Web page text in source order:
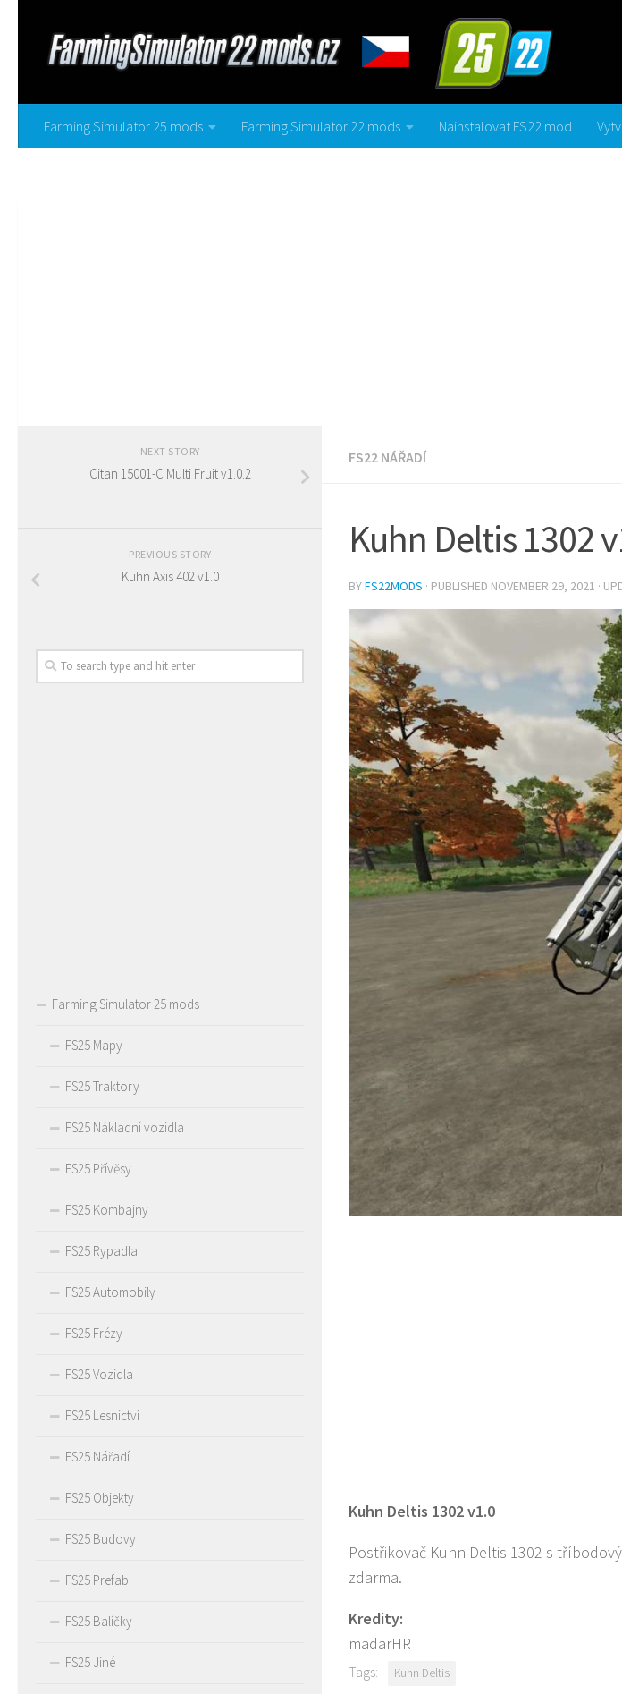
Farming Simulator 25 mods Farming Simulator 22 mods Nainstalovat FS22 mod
FS22 NÁŘADÍ
Kuhn Deltis 1302
BYFS22MODS · PUBLISHED NOVEMBER 29, 2021 ·
Kuhn Deltis 1302 v1.0
Postřikovač Kuhn Deltis 1302 s
zdarma.
Kredity:
madarHR
Tags: Kuhn Deltis
NEXT STORY
Citan 15001-C Multi Fruit v1.0.2
PREVIOUS STORY
Kuhn Axis 402 v1.0
Farming Simulator 25 mods
FS25 Mapy
FS25 Traktory
FS25 Nákladní vozidla
FS25 Přívěsy
FS25 Kombajny
FS25 Rypadla
FS25 Automobily
FS25 Frézy
FS25 Vozidla
FS25 Lesnictví
FS25 Nářadí
FS25 Objekty
FS25 Budovy
FS25 Prefab
FS25 Balíčky
FS25 Jiné